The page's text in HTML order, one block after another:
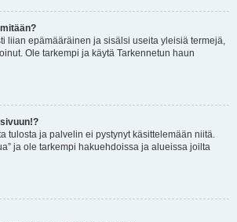
liian epämääräinen ja sisälsi useita yleisiä termejä,
Ole tarkempi ja käytä Tarkennetun haun
tulosta ja palvelin ei pystynyt käsittelemään niitä.
ja ole tarkempi hakuehdoissa ja alueissa joilta